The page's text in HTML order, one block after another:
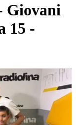
Giovani
15 -